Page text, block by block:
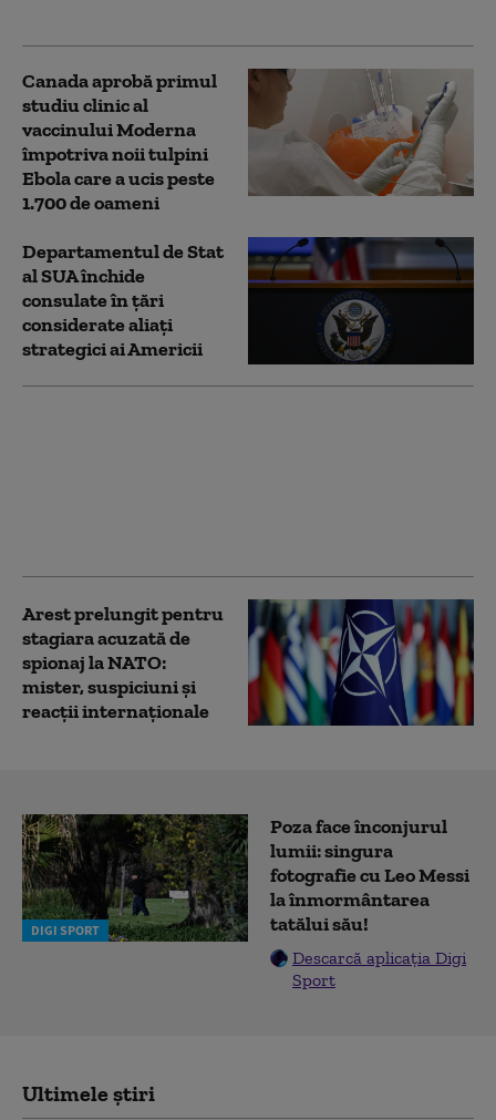
Canada aprobă primul
studiu clinic al
vaccinului Moderna
împotriva noii tulpini
Ebola care a ucis peste
1.700 de oameni
Departamentul de Stat
al SUA închide
consulate în țări
considerate aliați
strategici ai Americii
Arest prelungit pentru
stagiara acuzată de
spionaj la NATO:
mister, suspiciuni și
reacții internaționale
DIGI SPORT
Poza face înconjurul
lumii: singura
fotografie cu Leo Messi
la înmormântarea
tatălui său!
Descarcă aplicația Digi
Sport
Ultimele știri